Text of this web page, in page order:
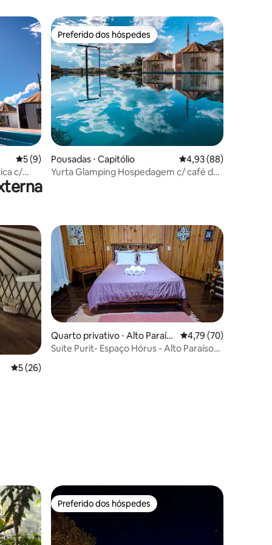
5 de uma avaliação média de 5, 9 avaliações
5 (9)
c/
Preferido dos hóspedes
Preferido dos hóspedes
Pousadas ⋅ Capitólio 4,93 de uma
4,93 (88)
Yurta Glamping Hospedagem c/ café da
hóspedes
5 de uma avaliação média de 5, 26 avaliações
5 (26)
Quarto privativo ⋅ Alto Paraís
o de Goiás
4,79 de uma
4,79 (70)
Suite Purit- Espaço Hórus - Alto Paraíso
Preferido dos hóspedes
Preferido dos hóspedes